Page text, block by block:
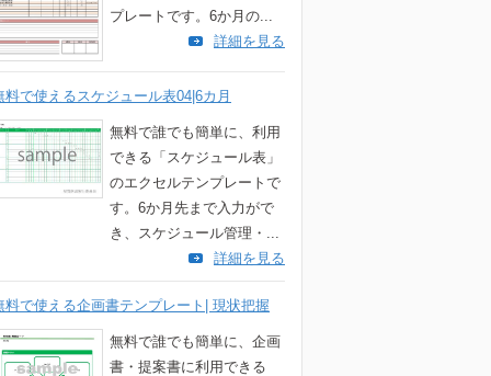
プレートです。6か月の...
詳細を見る
料で使えるスケジュール表04|6カ月
無料で誰でも簡単に、利用
できる「スケジュール表」
のエクセルテンプレートで
す。6か月先まで入力がで
き、スケジュール管理・...
詳細を見る
料で使える企画書テンプレート| 現状把握
無料で誰でも簡単に、企画
書・提案書に利用できる